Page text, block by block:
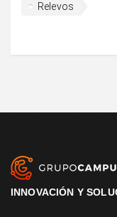
Relevos
INNOVACIÓN Y